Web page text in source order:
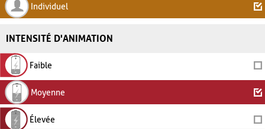
Individuel
INTENSITÉ D'ANIMATION
Faible
Moyenne
Élevée